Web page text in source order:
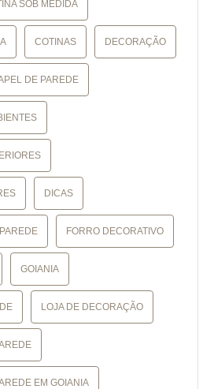
SOB MEDIDA
COTINAS DECORAÇÃO
DE PAREDE
DICAS
FORRO DECORATIVO
GOIANIA
LOJA DE DECORAÇÃO
EM GOIANIA